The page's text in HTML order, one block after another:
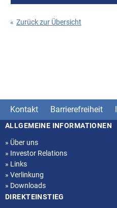
« Zurück zur Übersicht
Kontakt Barrierefreiheit
Seitenstruktur
ALLGEMEINE INFORMATIONEN
» Über uns
» Investor Relations
» Links
» Verlinkung
» Downloads
DIREKTEINSTIEG